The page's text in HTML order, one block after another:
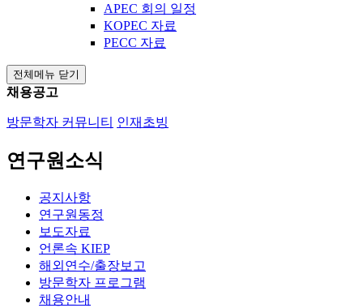
APEC 회의 일정
KOPEC 자료
PECC 자료
전체메뉴 닫기
채용공고
방문학자 커뮤니티 인재초빙
연구원소식
공지사항
연구원동정
보도자료
언론속 KIEP
해외연수/출장보고
방문학자 프로그램
채용안내